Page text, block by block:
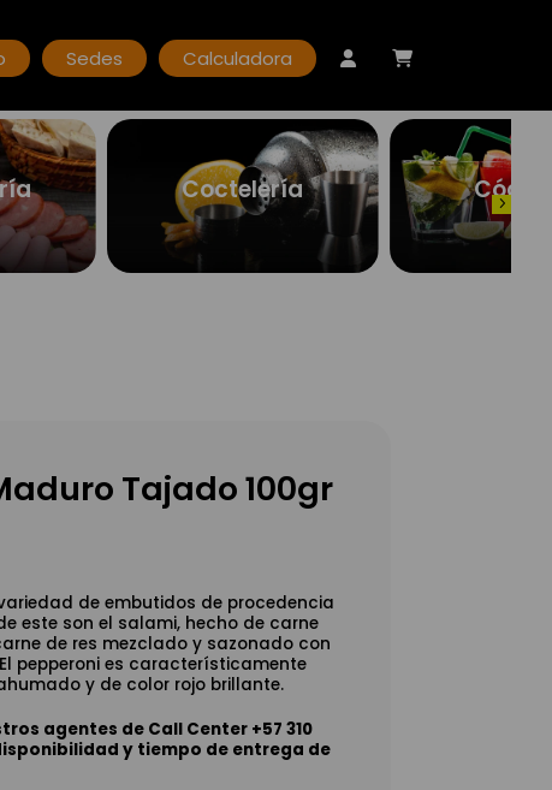
Sedes Calculadora
Coctelería
Tajado 100gr
de embutidos de procedencia
este son el salami, hecho de carne
de res mezclado y sazonado con
pepperoni es característicamente
y de color rojo brillante.​
agentes de Call Center +57 310
y tiempo de entrega de